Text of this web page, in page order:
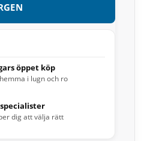
öppet köp
i lugn och ro
dig att välja rätt